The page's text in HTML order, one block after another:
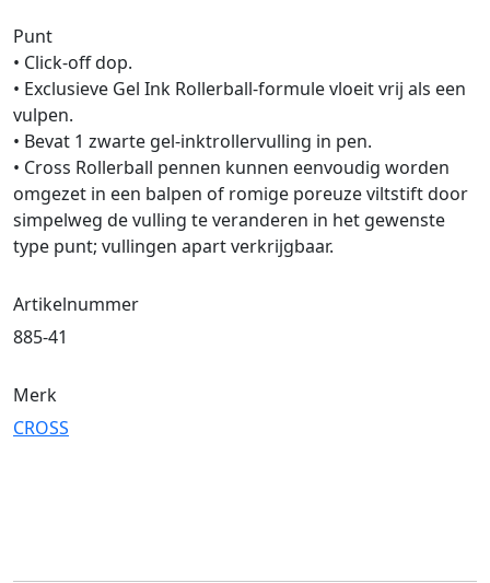
Punt
• Click-off dop.
• Exclusieve Gel Ink Rollerball-formule vloeit vrij als een
vulpen.
• Bevat 1 zwarte gel-inktrollervulling in pen.
• Cross Rollerball pennen kunnen eenvoudig worden
omgezet in een balpen of romige poreuze viltstift door
simpelweg de vulling te veranderen in het gewenste
type punt; vullingen apart verkrijgbaar.
Artikelnummer
885-41
Merk
CROSS